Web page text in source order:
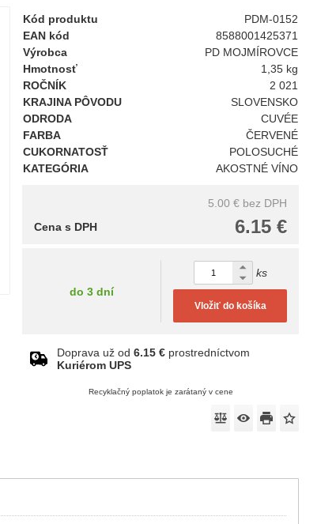
Kód produktu
PDM-0152
EAN kód
8588001425371
Výrobca
PD MOJMÍROVCE
Hmotnosť
1,35 kg
ROČNÍK
2 021
KRAJINA PÔVODU
SLOVENSKO
ODRODA
CUVÉE
FARBA
ČERVENÉ
CUKORNATOSŤ
POLOSUCHÉ
KATEGÓRIA
AKOSTNÉ VÍNO
5.00 € bez DPH
6.15 €
Cena s DPH
do 3 dní
ks
Vložiť do košíka
Doprava už od 6.15 € prostredníctvom
Kuriérom UPS
Recyklačný poplatok je zarátaný v cene